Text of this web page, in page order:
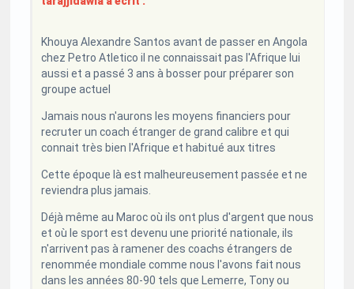
Khouya Alexandre Santos avant de passer en Angola
chez Petro Atletico il ne connaissait pas l'Afrique lui
aussi et a passé 3 ans à bosser pour préparer son
groupe actuel
Jamais nous n'aurons les moyens financiers pour
recruter un coach étranger de grand calibre et qui
connait très bien l'Afrique et habitué aux titres
Cette époque là est malheureusement passée et ne
reviendra plus jamais.
Déjà même au Maroc où ils ont plus d'argent que nous
et où le sport est devenu une priorité nationale, ils
n'arrivent pas à ramener des coachs étrangers de
renommée mondiale comme nous l'avons fait nous
dans les années 80-90 tels que Lemerre, Tony ou